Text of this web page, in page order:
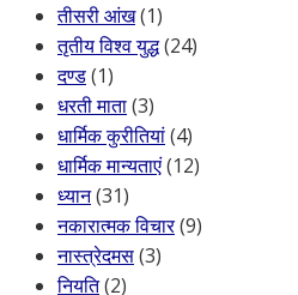
तीसरी आंख(1)
तृतीय विश्व युद्ध(24)
दण्ड(1)
धरती माता(3)
धार्मिक कुरीतियां(4)
धार्मिक मान्यताएं(12)
ध्यान(31)
नकारात्मक विचार(9)
नास्त्रेदमस(3)
नियति(2)